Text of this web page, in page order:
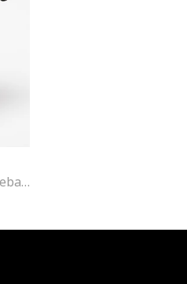
Chicago Bulls állítható baseballsapka